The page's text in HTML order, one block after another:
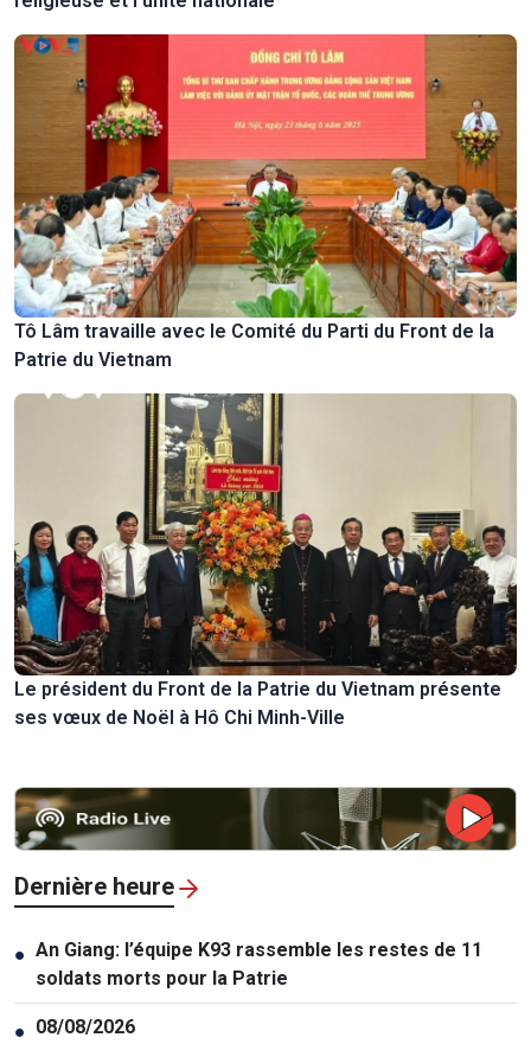
Tô Lâm travaille avec le Comité du Parti du Front de la
Patrie du Vietnam
Le président du Front de la Patrie du Vietnam présente
ses vœux de Noël à Hô Chi Minh-Ville
Dernière heure
● An Giang: l’équipe K93 rassemble les restes de 11
soldats morts pour la Patrie
● 08/08/2026